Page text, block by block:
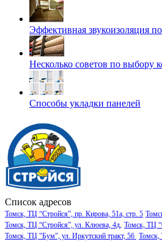
Эффективная звукоизоляция
Несколько советов по выбору
Способы укладки панелей
Список адресов
Томск, ТЦ “Стройся”, пр. Кирова, 51а, стр. 5
Томск, ТЦ “Стройся”, ул. Клюева, 4д, Томск, ТЦ
Томск, ТЦ "Бум", ул. Иркутский тракт, 56 Томск,